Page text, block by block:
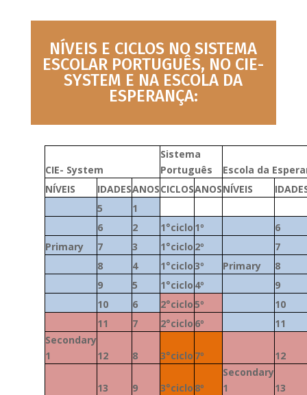
NÍVEIS E CICLOS NO SISTEMA
ESCOLAR PORTUGUÊS, NO CIE-
SYSTEM E NA ESCOLA DA
ESPERANÇA:
CIE- System
Sistema
Português
Escola da
NÍVEIS
IDADESANOSCICLOSANOSNÍVEIS
5
1
6
2 1°ciclo 1º
6
Primary
7 3 1°ciclo 2º
7
8
4 1°ciclo3º Primary
8
9
5 1°ciclo 4º
9
10
6 2°ciclo5º
10
11
7 2°ciclo 6º
11
Secondary
1
12 8 3°ciclo 7º 12
13 9 3°ciclo 8º
Secondary
1
13